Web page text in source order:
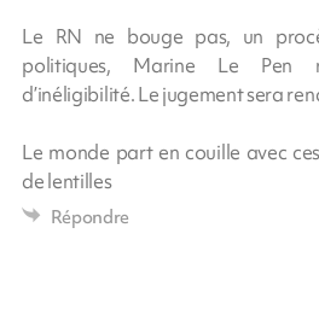
Le RN ne bouge pas, un
politiques, Marine Le Pen
d’inéligibilité. Le jugement sera
Le monde part en couille avec
de lentilles
Répondre